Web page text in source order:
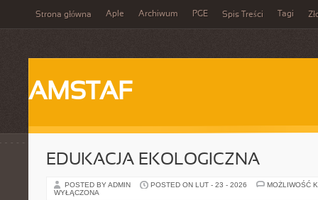
Strona główna Aple Archiwum PGE Spis Treści Tagi
AMSTAF
EDUKACJA EKOLOGICZNA
POSTED BY ADMIN POSTED ON LUT - 23 - 2026
MOŻLIWOŚĆ
WYŁĄCZONA